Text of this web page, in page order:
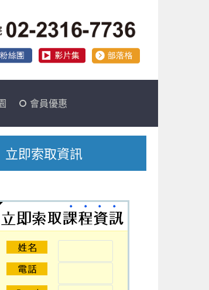
會員優惠
立即索取資訊